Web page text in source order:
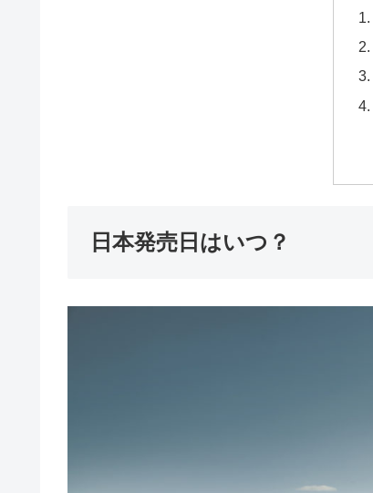
日本発売日はいつ？